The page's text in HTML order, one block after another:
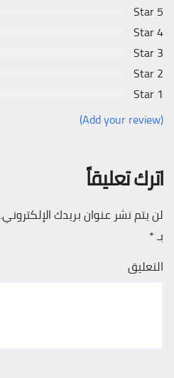
5 Star
4 Star
3 Star
2 Star
1 Star
(Add your review)
اترك تعليقاً
لن يتم نشر عنوان بريدك الإلكتروني.
بـ*
التعليق